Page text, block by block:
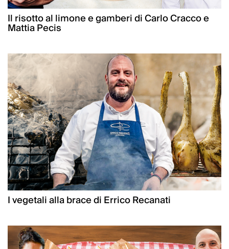
Il risotto al limone e gamberi di Carlo Cracco e
Mattia Pecis
I vegetali alla brace di Errico Recanati